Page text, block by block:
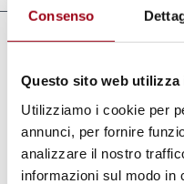
Consenso
Questo sito web utilizza
Utilizziamo i cookie per
annunci, per fornire
analizzare il nostro
informazioni sul modo in
Rapporto
diverse forme
coloniale e